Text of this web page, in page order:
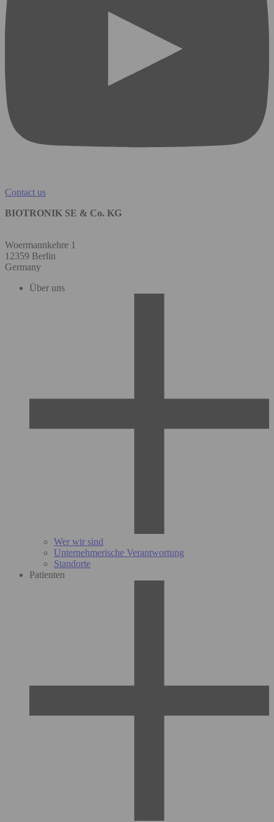
Contact us
BIOTRONIK SE & Co. KG
Woermannkehre 1
12359 Berlin
Germany
Über uns
Wer wir sind
Unternehmerische Verantwortung
Standorte
Patienten